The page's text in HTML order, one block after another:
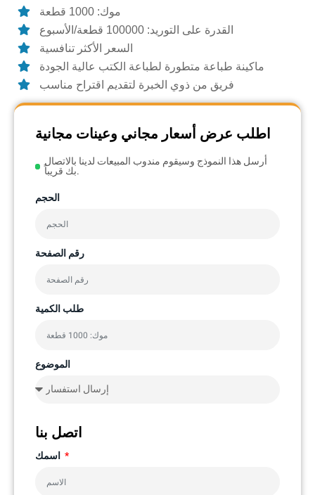
موك: 1000 قطعة
القدرة على التوريد: 100000 قطعة/الأسبوع
السعر الأكثر تنافسية
ماكينة طباعة متطورة لطباعة الكتب عالية الجودة
فريق من ذوي الخبرة لتقديم اقتراح مناسب
اطلب عرض أسعار مجاني وعينات مجانية
أرسل هذا النموذج وسيقوم مندوب المبيعات لدينا بالاتصال
بك قريباً.
الحجم
رقم الصفحة
طلب الكمية
الموضوع
اتصل بنا